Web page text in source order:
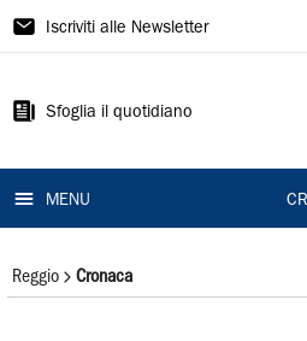
Gazzetta
Reggio
Iscriviti alle Newsletter
Sfoglia il quotidiano
MENU
Reggio Cronaca